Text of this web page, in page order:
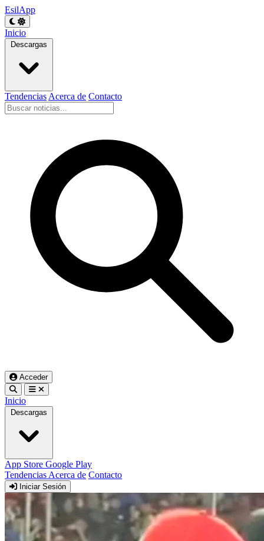
EsilApp
Inicio
Descargas
Tendencias Acerca de Contacto
Acceder
Inicio
Descargas
App Store Google Play
Tendencias Acerca de Contacto
Iniciar Sesión